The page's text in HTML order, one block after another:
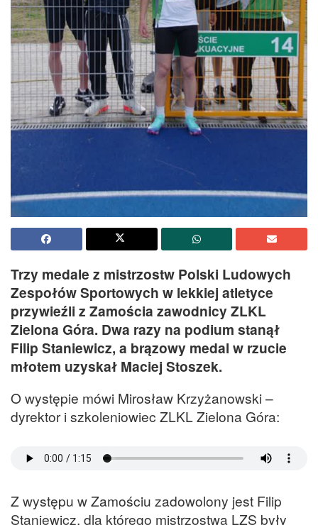
Trzy medale z mistrzostw Polski Ludowych
Zespołów Sportowych w lekkiej atletyce
przywieźli z Zamościa zawodnicy ZLKL
Zielona Góra. Dwa razy na podium stanął
Filip Staniewicz, a brązowy medal w rzucie
młotem uzyskał Maciej Stoszek.
O występie mówi Mirosław Krzyżanowski –
dyrektor i szkoleniowiec ZLKL Zielona Góra:
Z występu w Zamościu zadowolony jest Filip
Staniewicz, dla którego mistrzostwa LZS były